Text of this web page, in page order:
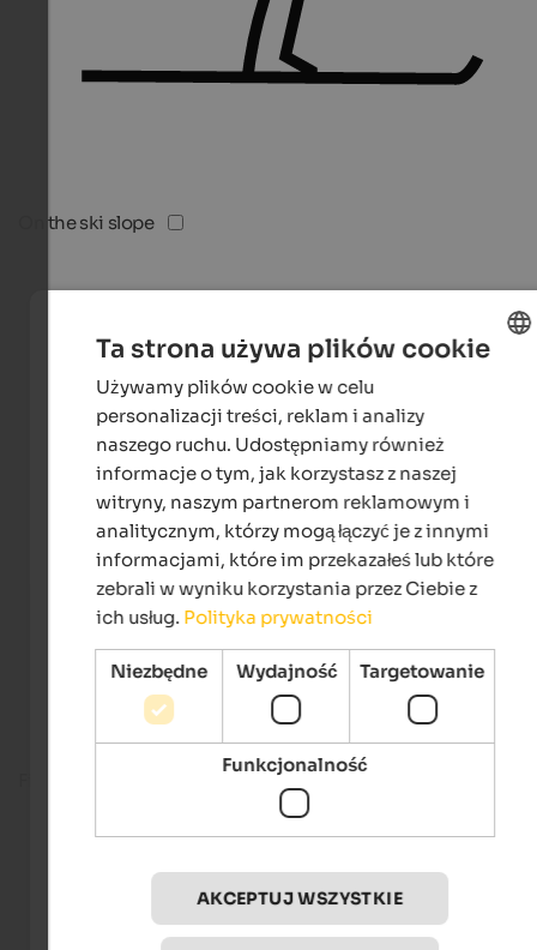
On the ski slope
Ta strona używa plików cookie
Używamy plików cookie w celu
personalizacji treści, reklam i analizy
naszego ruchu. Udostępniamy również
informacje o tym, jak korzystasz z naszej
witryny, naszym partnerom reklamowym i
analitycznym, którzy mogą łączyć je z innymi
informacjami, które im przekazałeś lub które
zebrali w wyniku korzystania przez Ciebie z
ich usług. Polityka prywatności
Niezbędne Wydajność Targetowanie
Funkcjonalność
AKCEPTUJ WSZYSTKIE